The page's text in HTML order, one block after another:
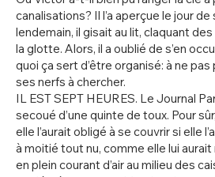
canalisations? Il l’a aperçue le jour
lendemain, il gisait au lit, claquant
la glotte. Alors, il a oublié de s’en
quoi ça sert d’être organisé: à ne
ses nerfs à chercher.
IL EST SEPT HEURES. Le Journal
secoué d’une quinte de toux. Pour
elle l’aurait obligé à se couvrir si elle
à moitié tout nu, comme elle lui
en plein courant d’air au milieu des